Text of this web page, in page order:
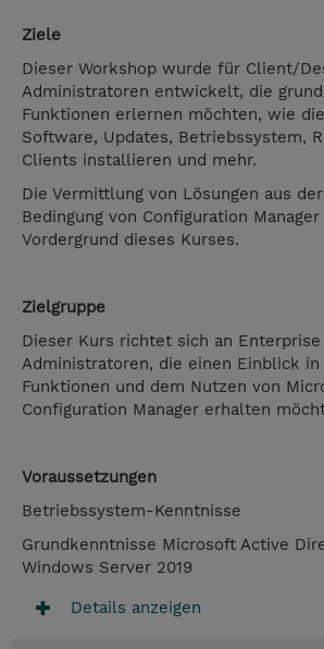
Ziele
Dieser Workshop wurde für Client/
Administratoren entwickelt, die
Funktionen erlernen möchten, wie
Software, Updates, Betriebssystem,
Clients installieren und mehr.
Die Vermittlung von Lösungen aus
Bedingung von Configuration
Vordergrund dieses Kurses.
Zielgruppe
Dieser Kurs richtet sich an
Administratoren, die einen Einblick
Funktionen und dem Nutzen von
Configuration Manager erhalten
Voraussetzungen
Betriebssystem-Kenntnisse
Grundkenntnisse Microsoft Active
Windows Server 2019
Details anzeigen